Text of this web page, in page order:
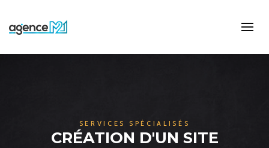
SERVICES SPÉCIALISÉS
CRÉATION D'UN SITE